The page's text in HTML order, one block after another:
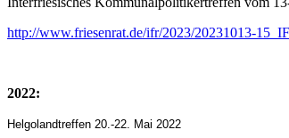
http://www.friesenrat.de/ifr/2023/20231013-
2022:
Helgolandtreffen 20.-22. Mai 2022